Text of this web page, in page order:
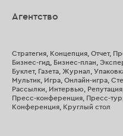
Агентство
Стратегия, Концепция, Отчет,
Бизнес-гид, Бизнес-план,
Буклет, Газета, Журнал,
Мультик, Игра, Онлайн-игра,
Рассылки, Интервью,
Пресс-конференция, Пресс-
Конференция, Круглый стол